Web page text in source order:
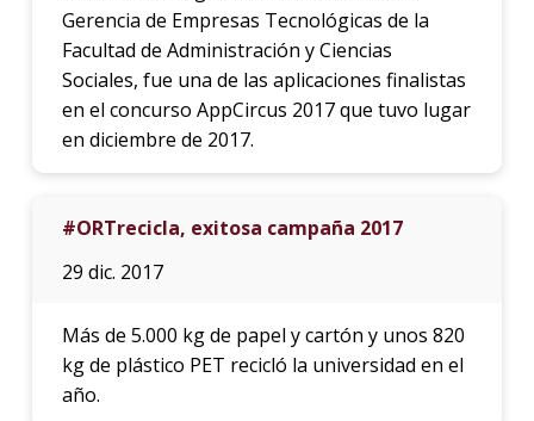
Gerencia de Empresas Tecnológicas de la
Facultad de Administración y Ciencias
Sociales, fue una de las aplicaciones finalistas
en el concurso AppCircus 2017 que tuvo lugar
en diciembre de 2017.
#ORTrecicla, exitosa campaña 2017
29 dic. 2017
Más de 5.000 kg de papel y cartón y unos 820
kg de plástico PET recicló la universidad en el
año.